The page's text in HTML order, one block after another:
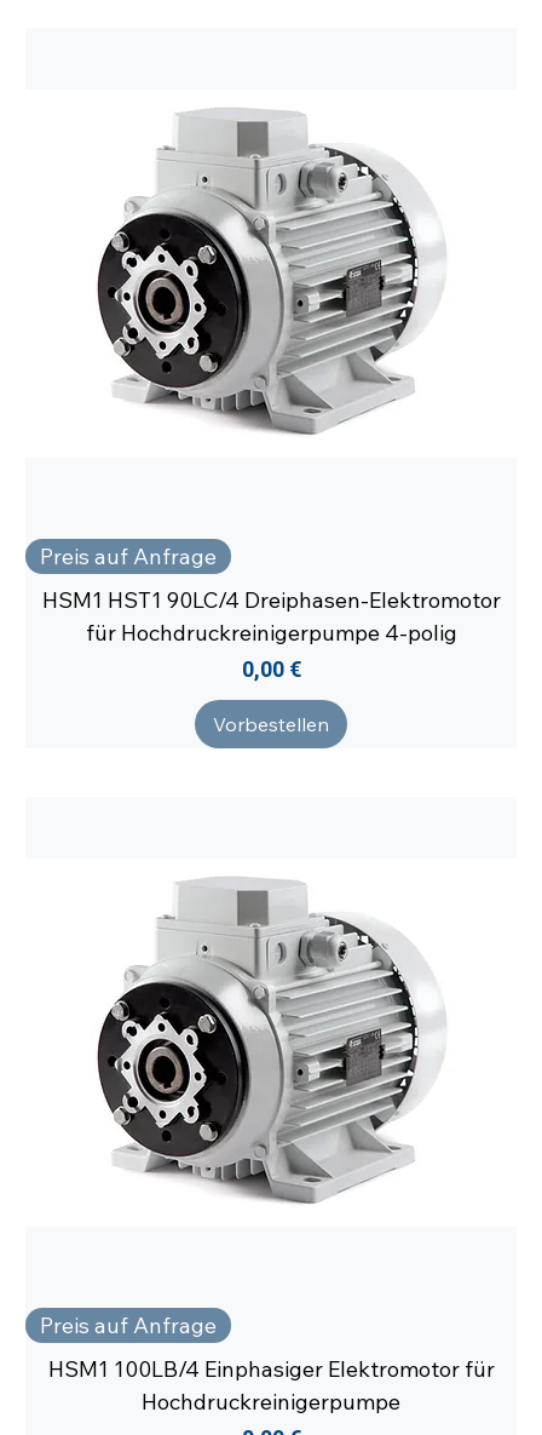
Preis auf Anfrage
HSM1 HST1 90LC/4 Dreiphasen-Elektromotor
für Hochdruckreinigerpumpe 4-polig
Preis
0,00 €
Vorbestellen
Preis auf Anfrage
HSM1 100LB/4 Einphasiger Elektromotor für
Hochdruckreinigerpumpe